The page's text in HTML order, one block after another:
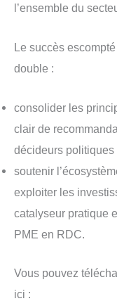
l’ensemble du
Le succès
double :
consolider les
clair de
décideurs politiques
soutenir
exploiter les
catalyseur pratique
PME en RDC.
Vous pouvez
ici :